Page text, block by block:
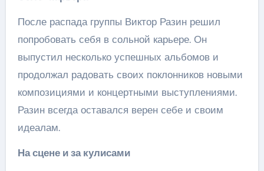
После распада группы Виктор Разин решил
попробовать себя в сольной карьере. Он
выпустил несколько успешных альбомов и
продолжал радовать своих поклонников новыми
композициями и концертными выступлениями.
Разин всегда оставался верен себе и своим
идеалам.
На сцене и за кулисами